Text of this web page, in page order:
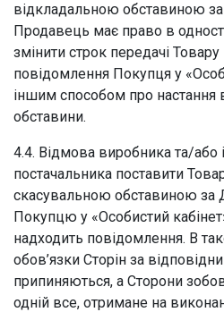
відкладальною обставиною
Продавець має право в
змінити строк передачі
повідомлення Покупця у
іншим способом про настання
обставини.
4.4. Відмова виробника та/або
постачальника поставити
скасувальною обставиною
Покупцю у «Особистий
надходить повідомлення. В
обов’язки Сторін за
припиняються, а Сторони
одній все, отримане на